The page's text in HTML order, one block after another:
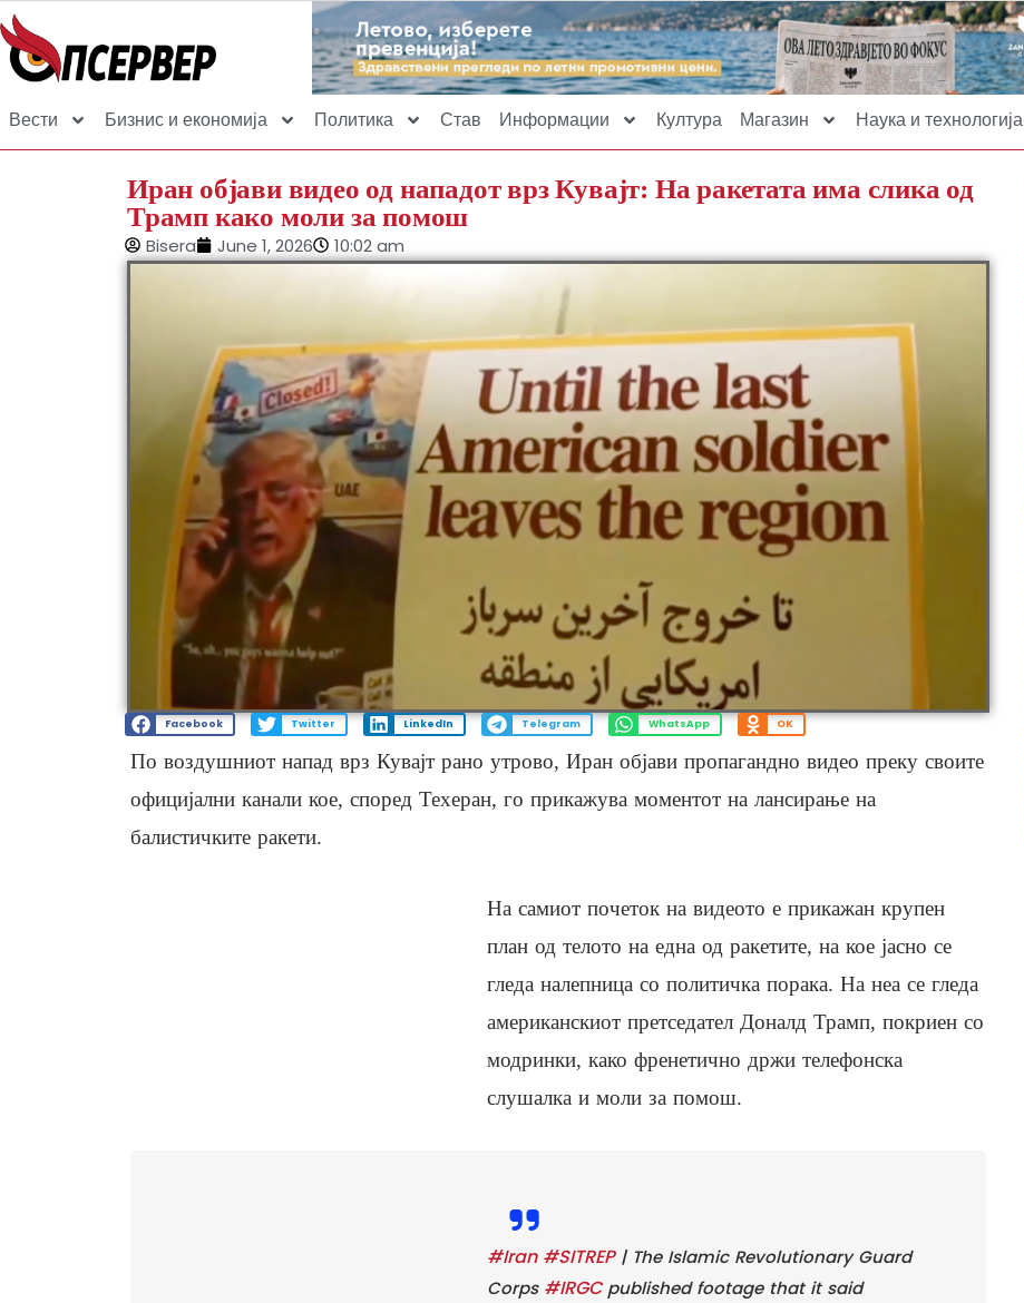
Вести Бизнис и економија Политика Став Информации Култура Магазин Наука и технологија
Иран објави видео од нападот врз Кувајт: На ракетата има слика од
Трамп како моли за помош
Bisera June 1, 2026 10:02 am
Facebook Twitter LinkedIn Telegram WhatsApp OK
По воздушниот напад врз Кувајт рано утрово, Иран објави пропагандно видео преку своите
официјални канали кое, според Техеран, го прикажува моментот на лансирање на
балистичките ракети.
На самиот почеток на видеото е прикажан крупен
план од телото на една од ракетите, на кое јасно се
гледа налепница со политичка порака. На неа се гледа
американскиот претседател Доналд Трамп, покриен со
модринки, како френетично држи телефонска
слушалка и моли за помош.
#Iran #SITREP| The Islamic Revolutionary Guard
Corps #IRGCpublished footage that it said